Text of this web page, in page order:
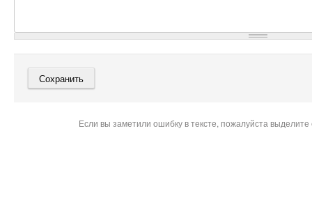
Если вы заметили ошибку в тексте, пожалуйста